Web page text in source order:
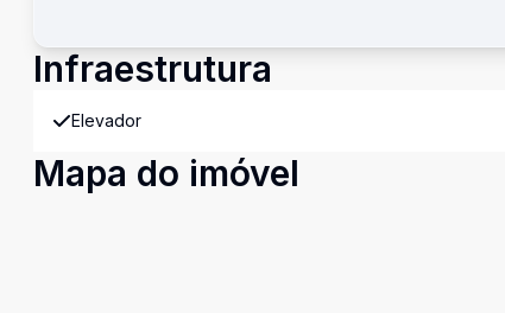
Infraestrutura
Elevador
Mapa do imóvel